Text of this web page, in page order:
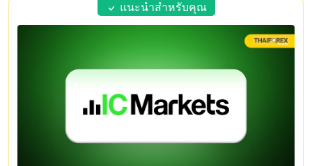
แนะนำสำหรับคุณ